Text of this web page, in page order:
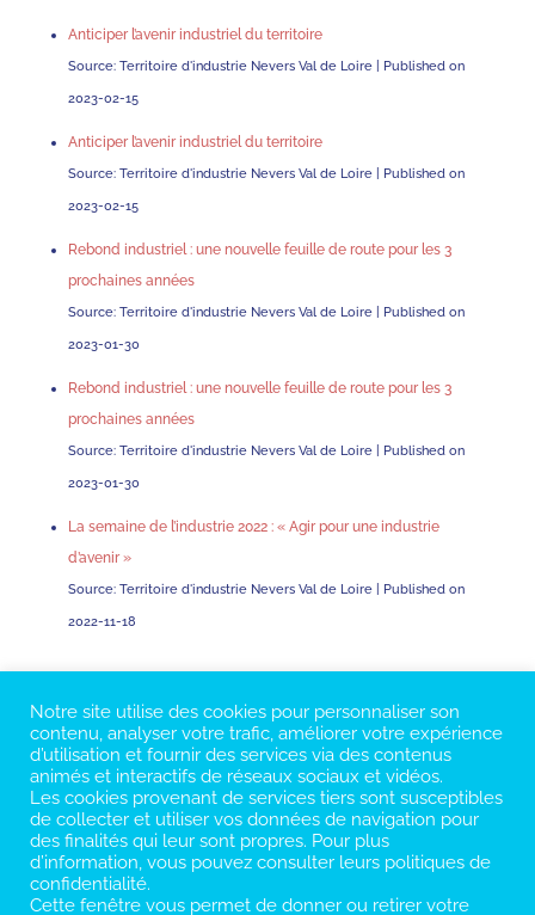
Anticiper l’avenir industriel du territoire
Source: Territoire d'industrie Nevers Val de Loire Published on
2023-02-15
Anticiper l’avenir industriel du territoire
Source: Territoire d'industrie Nevers Val de Loire Published on
2023-02-15
Rebond industriel : une nouvelle feuille de route pour les 3
prochaines années
Source: Territoire d'industrie Nevers Val de Loire Published on
2023-01-30
Rebond industriel : une nouvelle feuille de route pour les 3
prochaines années
Source: Territoire d'industrie Nevers Val de Loire Published on
2023-01-30
La semaine de l’industrie 2022 : « Agir pour une industrie
d’avenir »
Source: Territoire d'industrie Nevers Val de Loire Published on
2022-11-18
Notre site utilise des cookies pour personnaliser son
contenu, analyser votre trafic, améliorer votre expérience
d’utilisation et fournir des services via des contenus
animés et interactifs de réseaux sociaux et vidéos.
Les cookies provenant de services tiers sont susceptibles
de collecter et utiliser vos données de navigation pour
des finalités qui leur sont propres. Pour plus
d’information, vous pouvez consulter leurs politiques de
confidentialité.
Cette fenêtre vous permet de donner ou retirer votre